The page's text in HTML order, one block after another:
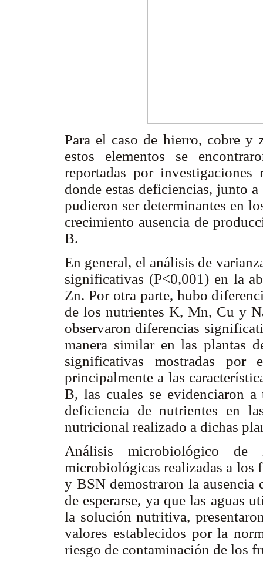
Para el caso de hierro, cobre y
estos elementos se
reportadas por
donde estas deficiencias, junto
pudieron ser determinantes en
crecimiento ausencia de
B.
En general, el análisis de
significativas (P<0,001) en la
Zn. Por otra parte, hubo
de los nutrientes K, Mn, Cu y
observaron diferencias
manera similar en las plantas
significativas mostradas
principalmente a las
B, las cuales se evidenciaron
deficiencia de nutrientes en
nutricional realizado a dichas
Análisis microbiológico
microbiológicas realizadas a los
y BSN demostraron la ausencia
de esperarse, ya que las aguas
la solución nutritiva,
valores establecidos por la
riesgo de contaminación de los